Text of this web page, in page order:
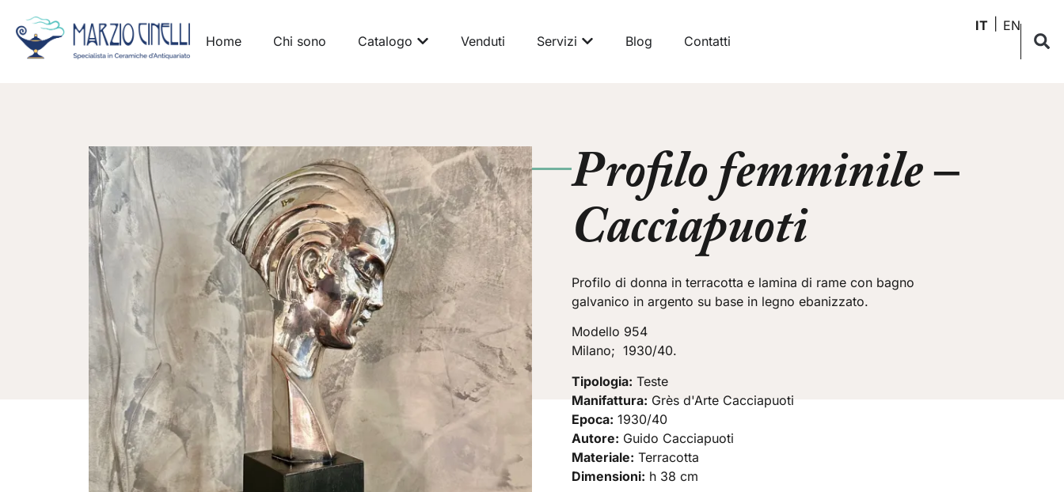
Home Chi sono Catalogo Venduti Servizi Blog Contatti
IT EN
Profilo femminile –
Cacciapuoti
Profilo di donna in terracotta e lamina di rame con bagno
galvanico in argento su base in legno ebanizzato.
Modello 954
Milano; 1930/40.
Tipologia: Teste
Manifattura: Grès d'Arte Cacciapuoti
Epoca: 1930/40
Autore: Guido Cacciapuoti
Materiale: Terracotta
Dimensioni: h 38 cm